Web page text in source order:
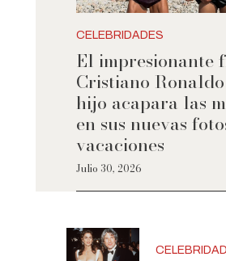
CELEBRIDADES
El impresionante
Cristiano
hijo acapara las
en sus nuevas
vacaciones
Julio 30, 2026